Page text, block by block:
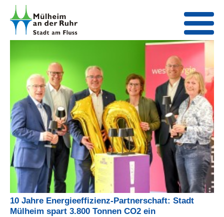
10 Jahre Energieeffizienz-Partnerschaft: Stadt
Mülheim spart 3.800 Tonnen CO2 ein